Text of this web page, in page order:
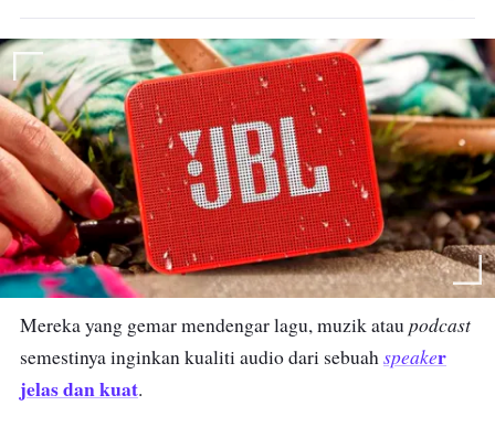
Mereka yang gemar mendengar lagu, muzik ataupodcast
semestinya inginkan kualiti audio dari sebuahspeaker
jelas dan kuat.